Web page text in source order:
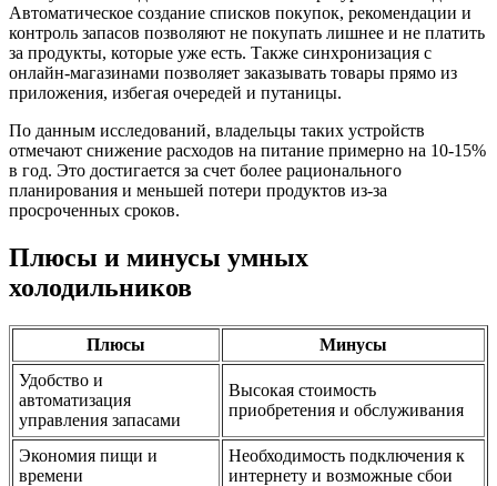
Автоматическое создание списков покупок, рекомендации и
контроль запасов позволяют не покупать лишнее и не платить
за продукты, которые уже есть. Также синхронизация с
онлайн-магазинами позволяет заказывать товары прямо из
приложения, избегая очередей и путаницы.
По данным исследований, владельцы таких устройств
отмечают снижение расходов на питание примерно на 10-15%
в год. Это достигается за счет более рационального
планирования и меньшей потери продуктов из-за
просроченных сроков.
Плюсы и минусы умных
холодильников
Плюсы
Минусы
Удобство и
автоматизация
управления запасами
Высокая стоимость
приобретения и обслуживания
Экономия пищи и
времени
Необходимость подключения к
интернету и возможные сбои